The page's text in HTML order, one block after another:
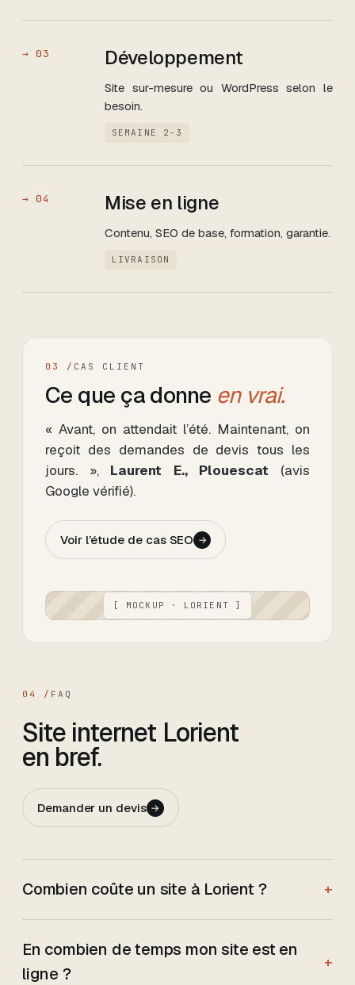
→03 Développement
Site sur-mesure ou WordPress selon le
besoin.
SEMAINE 2-3
→04 Mise en ligne
Contenu, SEO de base, formation, garantie.
LIVRAISON
03 / CAS CLIENT
Ce que ça donne en vrai.
« Avant, on attendait l’été. Maintenant, on
reçoit des demandes de devis tous les
jours. », Laurent E., Plouescat (avis
Google vérifié).
Voir l’étude de cas SEO →
[ MOCKUP · LORIENT ]
04 / FAQ
Site internet Lorient
en bref.
Demander un devis →
Combien coûte un site à Lorient ? +
En combien de temps mon site est en
ligne ?
+